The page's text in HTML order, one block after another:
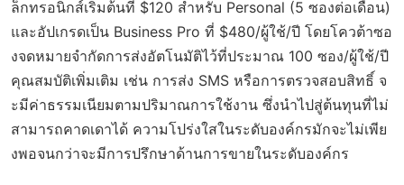
ล็กทรอนิกส์เริ่มต้นที่ $120 สำหรับ Personal (5 ซองต่อเดือน)
และอัปเกรดเป็น Business Pro ที่ $480/ผู้ใช้/ปี โดยโควต้าซอ
งจดหมายจำกัดการส่งอัตโนมัติไว้ที่ประมาณ 100 ซอง/ผู้ใช้/ปี
คุณสมบัติเพิ่มเติม เช่น การส่ง SMS หรือการตรวจสอบสิทธิ์ จ
ะมีค่าธรรมเนียมตามปริมาณการใช้งาน ซึ่งนำไปสู่ต้นทุนที่ไม่
สามารถคาดเดาได้ ความโปร่งใสในระดับองค์กรมักจะไม่เพีย
งพอจนกว่าจะมีการปรึกษาด้านการขายในระดับองค์กร